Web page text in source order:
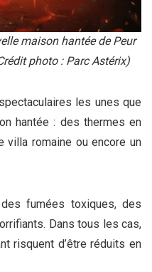
maison hantée de Peur
photo : Parc Astérix)
les unes que
hantée : des thermes en
villa romaine ou encore un
fumées toxiques, des
Dans tous les cas,
risquent d’être réduits en